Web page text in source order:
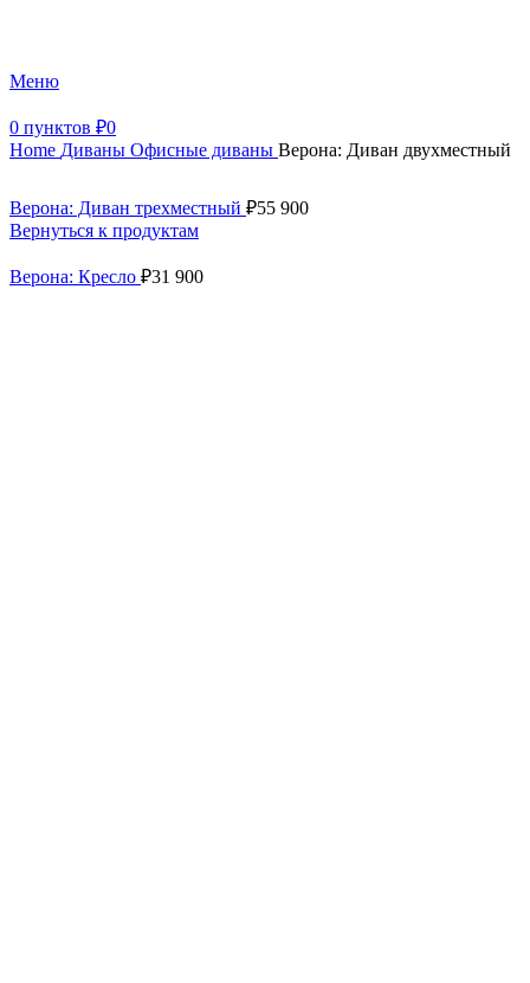
Меню
0 пунктов ₽0
Home Диваны Офисные диваны Верона: Диван двухместный
Верона: Диван трехместный ₽55 900
Вернуться к продуктам
Верона: Кресло ₽31 900